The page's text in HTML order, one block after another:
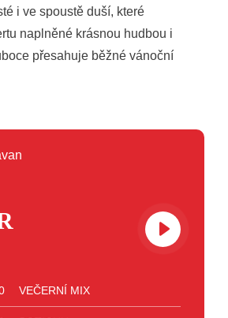
i ve spoustě duší, které
naplněné krásnou hudbou i
přesahuje běžné vánoční
VEČERNÍ MIX